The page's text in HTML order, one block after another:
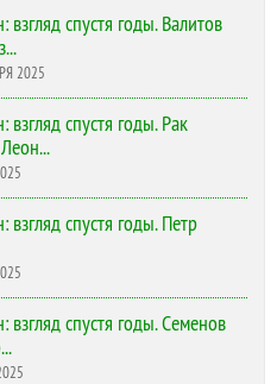
взгляд спустя годы. Валитов
2025
взгляд спустя годы. Рак
взгляд спустя годы. Петр
взгляд спустя годы. Семенов